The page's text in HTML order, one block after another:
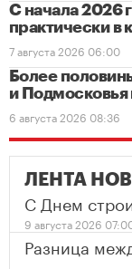
С начала 2026
практически в
7 августа 2026 06:00
Более
и Подмосковья
6 августа 2026 08:36
ЛЕНТА
С Днем
9 августа 2026
Разница